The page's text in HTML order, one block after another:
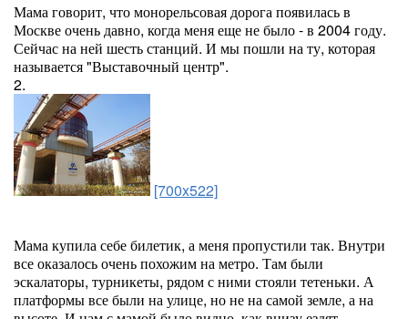
Мама говорит, что монорельсовая дорога появилась в
Москве очень давно, когда меня еще не было - в 2004 году.
Сейчас на ней шесть станций. И мы пошли на ту, которая
называется "Выставочный центр".
2.
[700x522]
Мама купила себе билетик, а меня пропустили так. Внутри
все оказалось очень похожим на метро. Там были
эскалаторы, турникеты, рядом с ними стояли тетеньки. А
платформы все были на улице, но не на самой земле, а на